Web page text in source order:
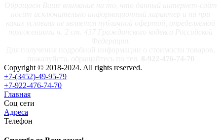
Copyright © 2018-2024. All rights reserved.
+7-(3452)-49-95-79
+7-922-476-74-70
Главная
Соц сети
Адреса
Телефон